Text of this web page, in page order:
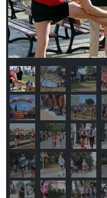
Previous